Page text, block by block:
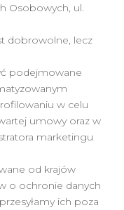
Osobowych, ul.
dobrowolne, lecz
podejmowane
w celu
umowy oraz w
marketingu
od krajów
o ochronie danych
ich poza